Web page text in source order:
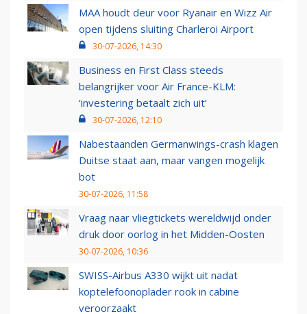
MAA houdt deur voor Ryanair en Wizz Air
open tijdens sluiting Charleroi Airport
30-07-2026, 14:30
Business en First Class steeds
belangrijker voor Air France-KLM:
‘investering betaalt zich uit’
30-07-2026, 12:10
Nabestaanden Germanwings-crash klagen
Duitse staat aan, maar vangen mogelijk
bot
30-07-2026, 11:58
Vraag naar vliegtickets wereldwijd onder
druk door oorlog in het Midden-Oosten
30-07-2026, 10:36
SWISS-Airbus A330 wijkt uit nadat
koptelefoonoplader rook in cabine
veroorzaakt